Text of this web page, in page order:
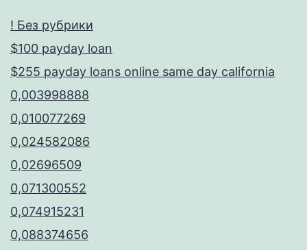
! Без рубрики
$100 payday loan
$255 payday loans online same day california
0,003998888
0,010077269
0,024582086
0,02696509
0,071300552
0,074915231
0,088374656